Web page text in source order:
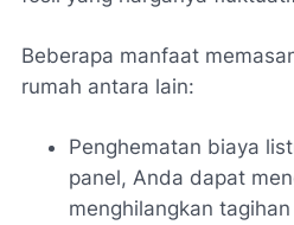
Beberapa manfaat
rumah antara lain:
Penghematan biaya
panel, Anda dapat
menghilangkan